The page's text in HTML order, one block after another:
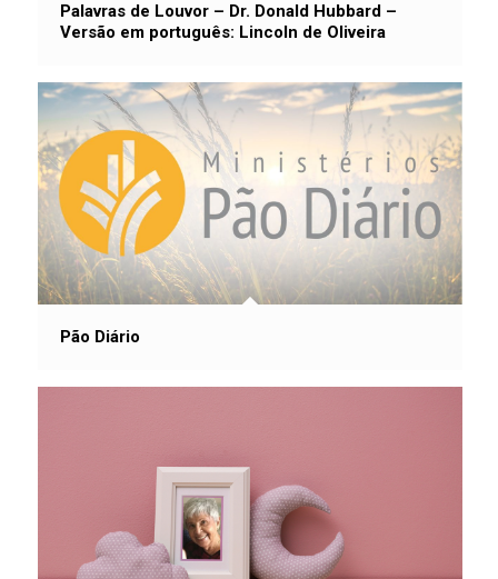
Palavras de Louvor – Dr. Donald Hubbard –
Versão em português: Lincoln de Oliveira
Pão Diário